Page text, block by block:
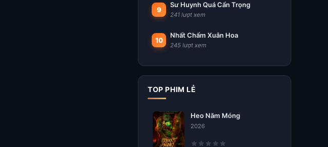
9
Sư Huynh Quá Cẩn Trọng
241 lượt xem
10
Nhất Chẩm Xuân Hoa
245 lượt xem
TOP PHIM LẺ
Heo Năm Móng
2026